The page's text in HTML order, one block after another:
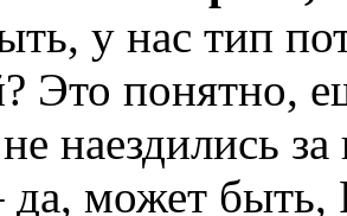
у нас тип
Это понятно,
наездились
может быть,